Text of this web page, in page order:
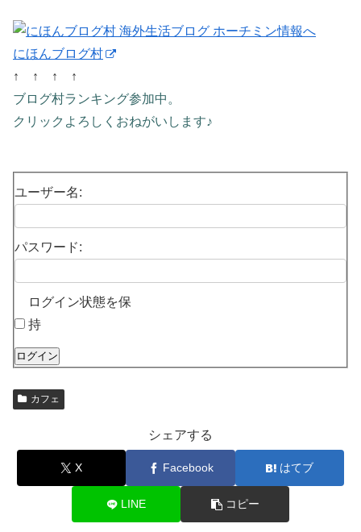
にほんブログ村
↑ ↑ ↑ ↑
ブログ村ランキング参加中。
クリックよろしくおねがいします♪
ユーザー名:
パスワード:
ログイン状態を保
持
ログイン
カフェ
シェアする
X Facebook はてブ
LINE コピー